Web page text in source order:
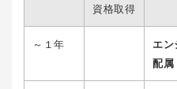
資格取得
～１年
エ
配属